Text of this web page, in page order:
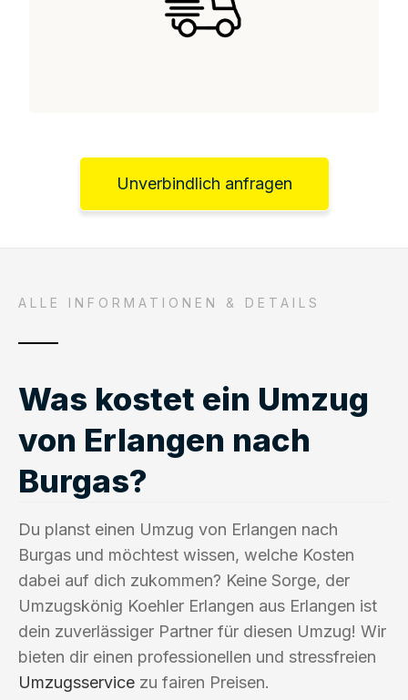
Unverbindlich anfragen
ALLE INFORMATIONEN & DETAILS
Was kostet ein Umzug
von Erlangen nach
Burgas?
Du planst einen Umzug von Erlangen nach
Burgas und möchtest wissen, welche Kosten
dabei auf dich zukommen? Keine Sorge, der
Umzugskönig Koehler Erlangen aus Erlangen ist
dein zuverlässiger Partner für diesen Umzug! Wir
bieten dir einen professionellen und stressfreien
Umzugsservice zu fairen Preisen.